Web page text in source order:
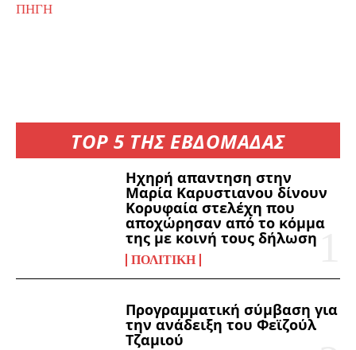
TOP 5 ΤΗΣ ΕΒΔΟΜΑΔΑΣ
Ηχηρή απαντηση στην
Μαρία Καρυστιανου δίνουν
Κορυφαία στελέχη που
αποχώρησαν από το κόμμα
της με κοινή τους δήλωση
ΠΟΛΙΤΙΚΉ
Προγραμματική σύμβαση για
την ανάδειξη του Φεϊζούλ
Τζαμιού
ΠΗΓΗ